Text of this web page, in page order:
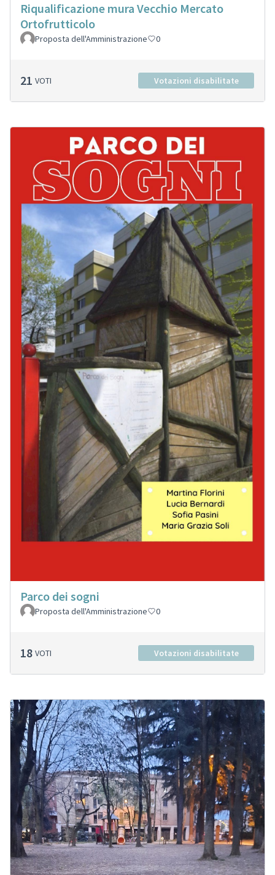
Riqualificazione mura Vecchio Mercato
Ortofrutticolo
Proposta dell'Amministrazione 0
21 VOTI Votazioni disabilitate
Parco dei sogni
Proposta dell'Amministrazione 0
18 VOTI Votazioni disabilitate